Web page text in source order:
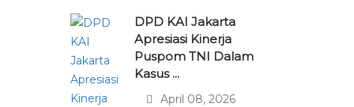
DPD KAI Jakarta
Apresiasi Kinerja
Puspom TNI Dalam
Kasus ...
April 08, 2026